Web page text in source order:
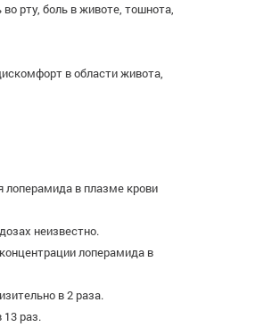
рту, боль в животе, тошнота,
в области живота,
лоперамида в плазме крови
неизвестно.
лоперамида в
в 2 раза.
раз.